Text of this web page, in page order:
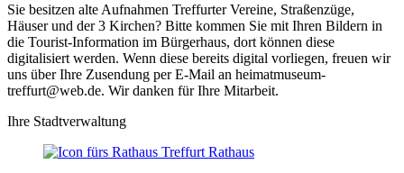
Sie besitzen alte Aufnahmen Treffurter Vereine, Straßenzüge,
Häuser und der 3 Kirchen? Bitte kommen Sie mit Ihren Bildern in
die Tourist-Information im Bürgerhaus, dort können diese
digitalisiert werden. Wenn diese bereits digital vorliegen, freuen wir
uns über Ihre Zusendung per E-Mail an heimatmuseum-
treffurt@web.de. Wir danken für Ihre Mitarbeit.
Ihre Stadtverwaltung
Rathaus